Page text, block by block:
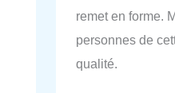
remet en forme.
personnes de
qualité.